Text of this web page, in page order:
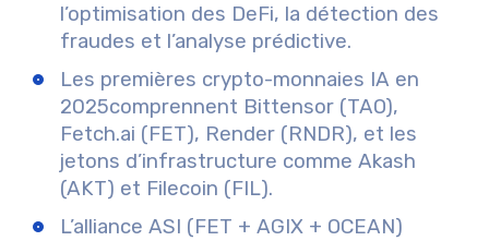
l’optimisation des DeFi, la détection des
fraudes et l’analyse prédictive.
Les premières crypto-monnaies IA en
2025comprennent Bittensor (TAO),
Fetch.ai (FET), Render (RNDR), et les
jetons d’infrastructure comme Akash
(AKT) et Filecoin (FIL).
L’alliance ASI (FET + AGIX + OCEAN)